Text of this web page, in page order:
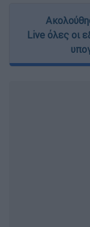
Live όλες οι